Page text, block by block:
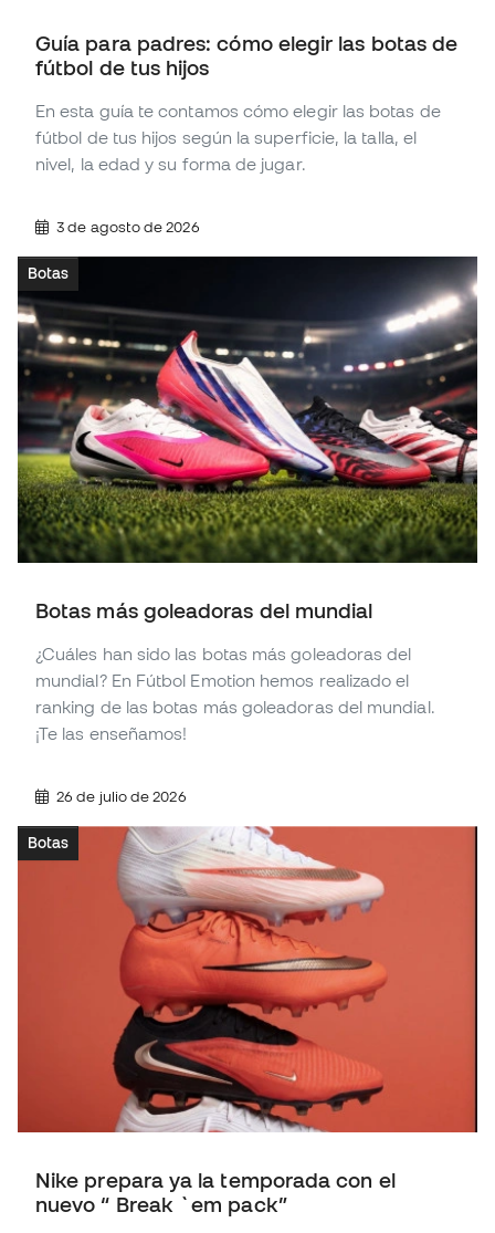
Guía para padres: cómo elegir las botas de
fútbol de tus hijos
En esta guía te contamos cómo elegir las botas de
fútbol de tus hijos según la superficie, la talla, el
nivel, la edad y su forma de jugar.
3 de agosto de 2026
Botas
Botas más goleadoras del mundial
¿Cuáles han sido las botas más goleadoras del
mundial? En Fútbol Emotion hemos realizado el
ranking de las botas más goleadoras del mundial.
¡Te las enseñamos!
26 de julio de 2026
Botas
Nike prepara ya la temporada con el
nuevo “ Break `em pack”